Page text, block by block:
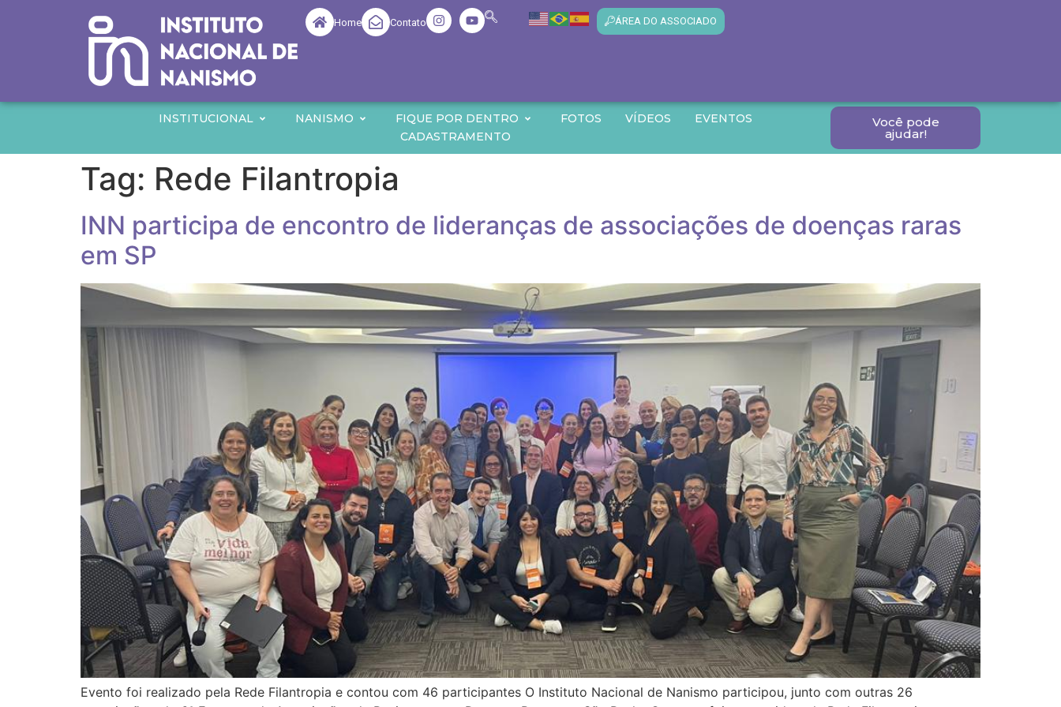
Home Contato ÁREA DO ASSOCIADO
INSTITUCIONAL NANISMO FIQUE POR DENTRO FOTOS VÍDEOS
EVENTOS
CADASTRAMENTO
Você pode
ajudar!
Tag: Rede Filantropia
INN participa de encontro de lideranças de associações de doenças raras
em SP
Evento foi realizado pela Rede Filantropia e contou com 46 participantes O Instituto Nacional de Nanismo participou, junto com outras 26